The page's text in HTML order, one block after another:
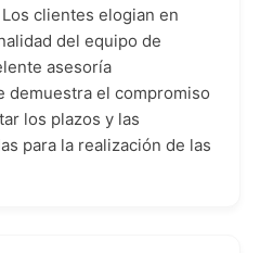
clientes elogian en
del equipo de
asesoría
demuestra el compromiso
los plazos y las
para la realización de las